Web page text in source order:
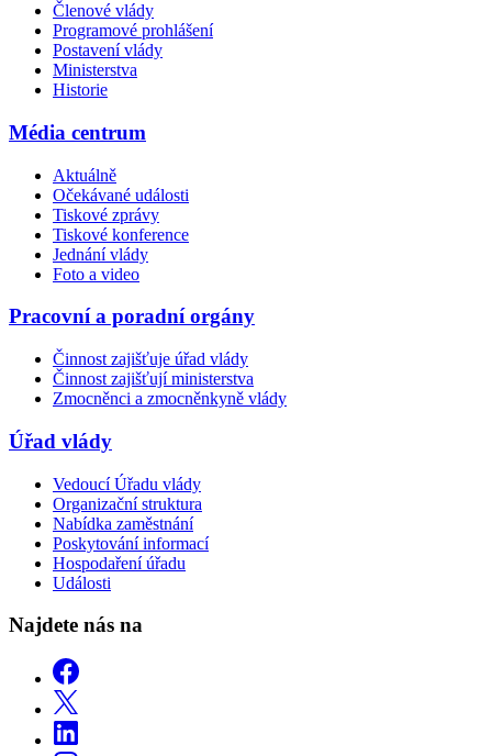
Členové vlády
Programové prohlášení
Postavení vlády
Ministerstva
Historie
Média centrum
Aktuálně
Očekávané události
Tiskové zprávy
Tiskové konference
Jednání vlády
Foto a video
Pracovní a poradní orgány
Činnost zajišťuje úřad vlády
Činnost zajišťují ministerstva
Zmocněnci a zmocněnkyně vlády
Úřad vlády
Vedoucí Úřadu vlády
Organizační struktura
Nabídka zaměstnání
Poskytování informací
Hospodaření úřadu
Události
Najdete nás na